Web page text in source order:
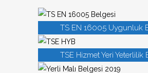
TS EN 16005 Uygunluk
TSE Hizmet Yeri Yeterlilik